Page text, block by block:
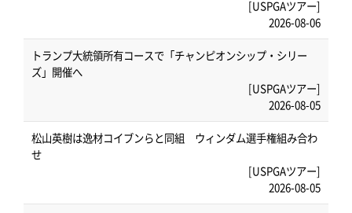
[USPGAツアー]
2026-08-06
トランプ大統領所有コースで「チャンピオンシップ・シリー
ズ」開催へ
[USPGAツアー]
2026-08-05
松山英樹は逸材コイブンらと同組 ウィンダム選手権組み合わ
せ
[USPGAツアー]
2026-08-05